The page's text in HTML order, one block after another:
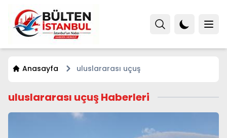
Anasayfa uluslararası uçuş
uluslararası uçuş Haberleri